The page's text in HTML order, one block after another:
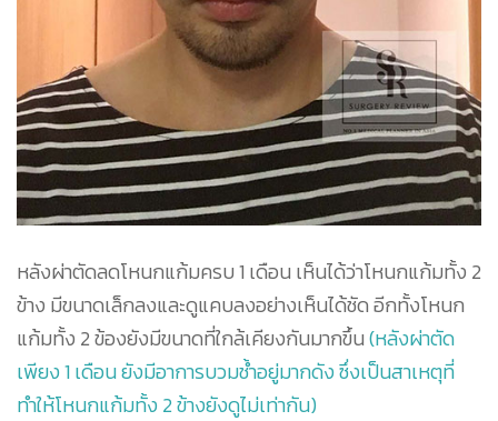
หลังผ่าตัดลดโหนกแก้มครบ 1 เดือน เห็นได้ว่าโหนกแก้มทั้ง 2
ข้าง มีขนาดเล็กลงและดูแคบลงอย่างเห็นได้ชัด อีกทั้งโหนก
แก้มทั้ง 2 ข้องยังมีขนาดที่ใกล้เคียงกันมากขึ้น(หลังผ่าตัด
เพียง 1 เดือน ยังมีอาการบวมช้ำอยู่มากดัง ซึ่งเป็นสาเหตุที่
ทำให้โหนกแก้มทั้ง 2 ข้างยังดูไม่เท่ากัน)